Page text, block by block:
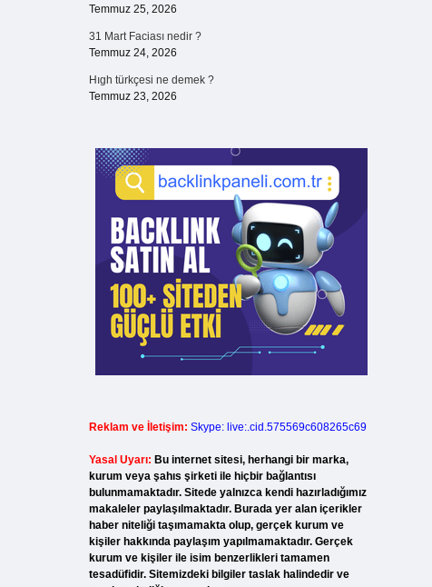
Temmuz 25, 2026
31 Mart Faciası nedir ?
Temmuz 24, 2026
Hıgh türkçesi ne demek ?
Temmuz 23, 2026
Reklam ve İletişim: Skype: live:.cid.575569c608265c69
Yasal Uyarı: Bu internet sitesi, herhangi bir marka,
kurum veya şahıs şirketi ile hiçbir bağlantısı
bulunmamaktadır. Sitede yalnızca kendi hazırladığımız
makaleler paylaşılmaktadır. Burada yer alan içerikler
haber niteliği taşımamakta olup, gerçek kurum ve
kişiler hakkında paylaşım yapılmamaktadır. Gerçek
kurum ve kişiler ile isim benzerlikleri tamamen
tesadüfidir. Sitemizdeki bilgiler taslak halindedir ve